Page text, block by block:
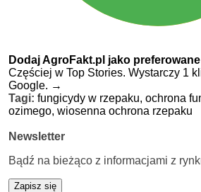
Dodaj AgroFakt.pl jako
Częściej w Top Stories. Wystarczy 1
Google. →
Tagi: fungicydy w rzepaku, ochrona
ozimego, wiosenna ochrona rzepaku
Newsletter
Bądź na bieżąco z informacjami z
Zapisz się